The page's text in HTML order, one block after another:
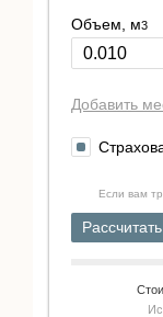
Объем, м3
Добавить
Если вам
Рассчитать